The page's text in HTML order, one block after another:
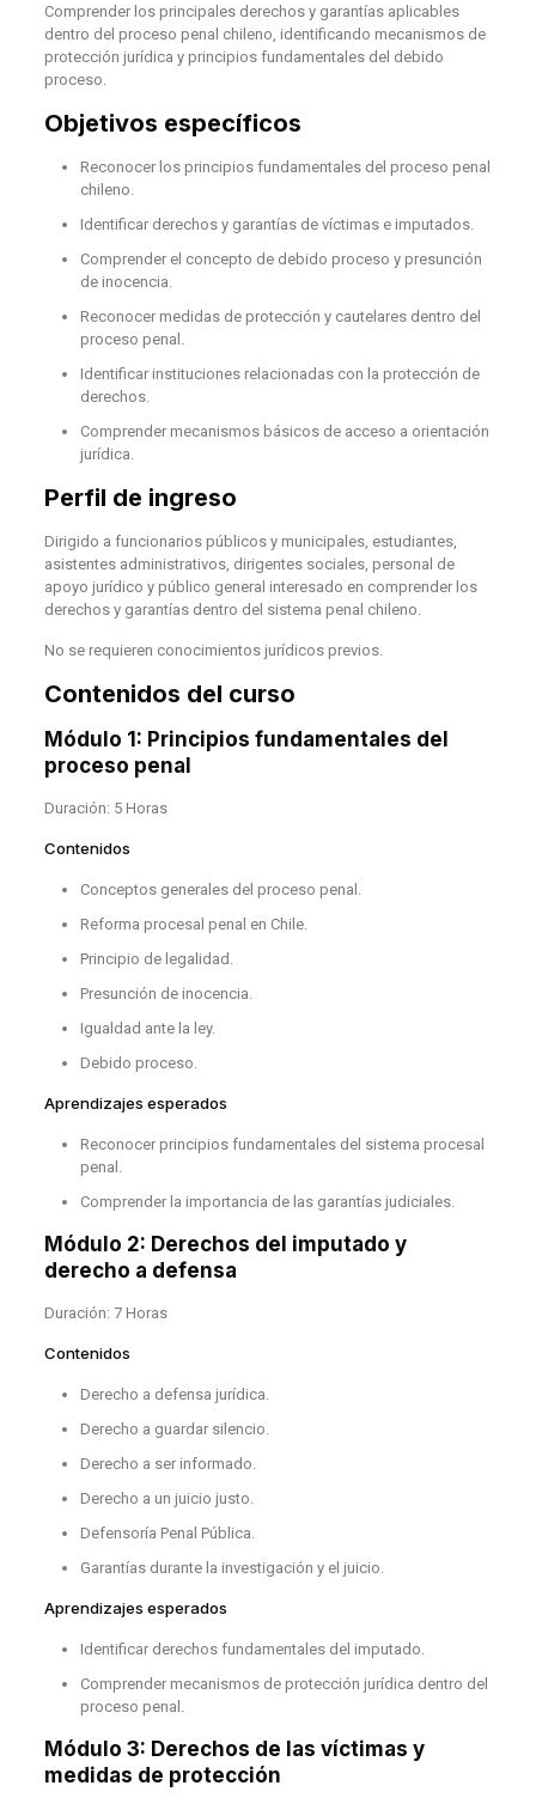
Comprender los principales derechos y garantías aplicables
dentro del proceso penal chileno, identificando mecanismos de
protección jurídica y principios fundamentales del debido
proceso.
Objetivos específicos
Reconocer los principios fundamentales del proceso penal
chileno.
Identificar derechos y garantías de víctimas e imputados.
Comprender el concepto de debido proceso y presunción
de inocencia.
Reconocer medidas de protección y cautelares dentro del
proceso penal.
Identificar instituciones relacionadas con la protección de
derechos.
Comprender mecanismos básicos de acceso a orientación
jurídica.
Perfil de ingreso
Dirigido a funcionarios públicos y municipales, estudiantes,
asistentes administrativos, dirigentes sociales, personal de
apoyo jurídico y público general interesado en comprender los
derechos y garantías dentro del sistema penal chileno.
No se requieren conocimientos jurídicos previos.
Contenidos del curso
Módulo 1: Principios fundamentales del
proceso penal
Duración: 5 Horas
Contenidos
Conceptos generales del proceso penal.
Reforma procesal penal en Chile.
Principio de legalidad.
Presunción de inocencia.
Igualdad ante la ley.
Debido proceso.
Aprendizajes esperados
Reconocer principios fundamentales del sistema procesal
penal.
Comprender la importancia de las garantías judiciales.
Módulo 2: Derechos del imputado y
derecho a defensa
Duración: 7 Horas
Contenidos
Derecho a defensa jurídica.
Derecho a guardar silencio.
Derecho a ser informado.
Derecho a un juicio justo.
Defensoría Penal Pública.
Garantías durante la investigación y el juicio.
Aprendizajes esperados
Identificar derechos fundamentales del imputado.
Comprender mecanismos de protección jurídica dentro del
proceso penal.
Módulo 3: Derechos de las víctimas y
medidas de protección